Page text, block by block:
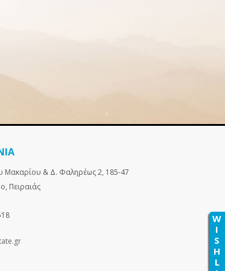
W
I
S
H
L
Μακαρίου & Δ. Φαληρέως 2, 185-47
Πειραιάς